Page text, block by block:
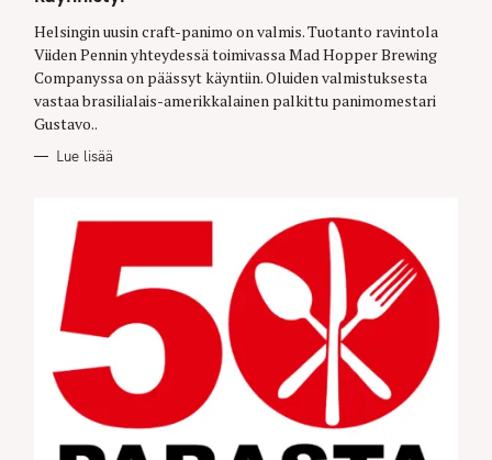
S
Helsingin uusin craft-panimo on valmis. Tuotanto ravintola
Viiden Pennin yhteydessä toimivassa Mad Hopper Brewing
Companyssa on päässyt käyntiin. Oluiden valmistuksesta
vastaa brasilialais-amerikkalainen palkittu panimomestari
Gustavo..
Lue lisää